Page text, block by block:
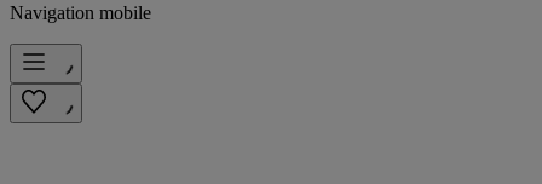
Navigation mobile